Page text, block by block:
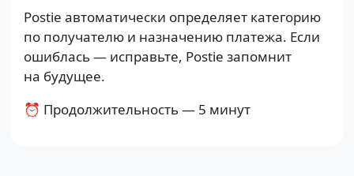
Postie автоматически определяет категорию
по получателю и назначению платежа. Если
ошиблась — исправьте, Postie запомнит
на будущее.
⏰ Продолжительность — 5 минут